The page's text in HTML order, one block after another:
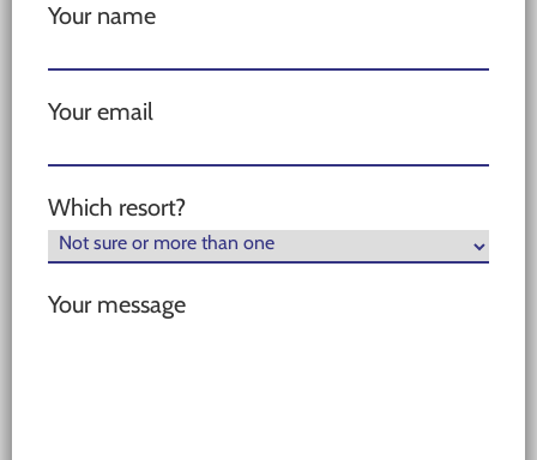
Your name
Your email
Which resort?
Your message